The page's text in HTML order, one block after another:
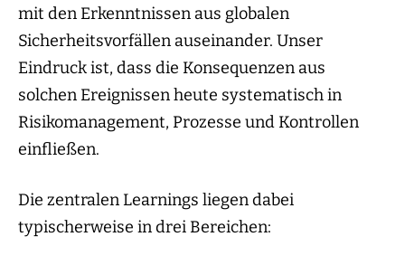
mit den Erkenntnissen aus globalen
Sicherheitsvorfällen auseinander. Unser
Eindruck ist, dass die Konsequenzen aus
solchen Ereignissen heute systematisch in
Risikomanagement, Prozesse und Kontrollen
einfließen.
Die zentralen Learnings liegen dabei
typischerweise in drei Bereichen: